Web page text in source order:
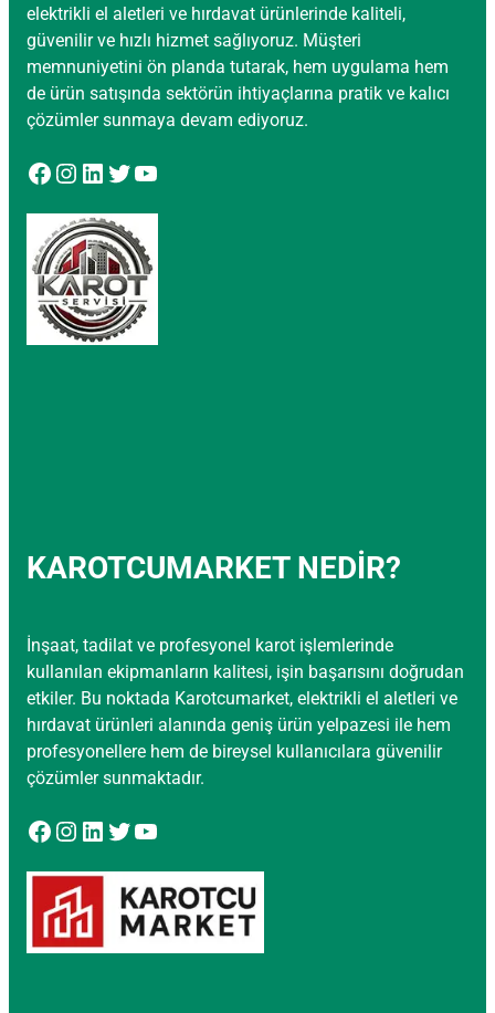
elektrikli el aletleri ve hırdavat ürünlerinde kaliteli,
güvenilir ve hızlı hizmet sağlıyoruz. Müşteri
memnuniyetini ön planda tutarak, hem uygulama hem
de ürün satışında sektörün ihtiyaçlarına pratik ve kalıcı
çözümler sunmaya devam ediyoruz.
Facebook Instagram LinkedIn Twitter YouTube
KAROTCUMARKET NEDİR?
İnşaat, tadilat ve profesyonel karot işlemlerinde
kullanılan ekipmanların kalitesi, işin başarısını doğrudan
etkiler. Bu noktada Karotcumarket, elektrikli el aletleri ve
hırdavat ürünleri alanında geniş ürün yelpazesi ile hem
profesyonellere hem de bireysel kullanıcılara güvenilir
çözümler sunmaktadır.
Facebook Instagram LinkedIn Twitter YouTube